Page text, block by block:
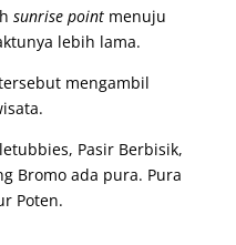
sunrise point menuju
lebih lama.
mengambil
Pasir Berbisik,
Bromo ada pura. Pura
Poten.